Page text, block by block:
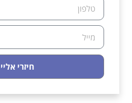
חיזרי אליי